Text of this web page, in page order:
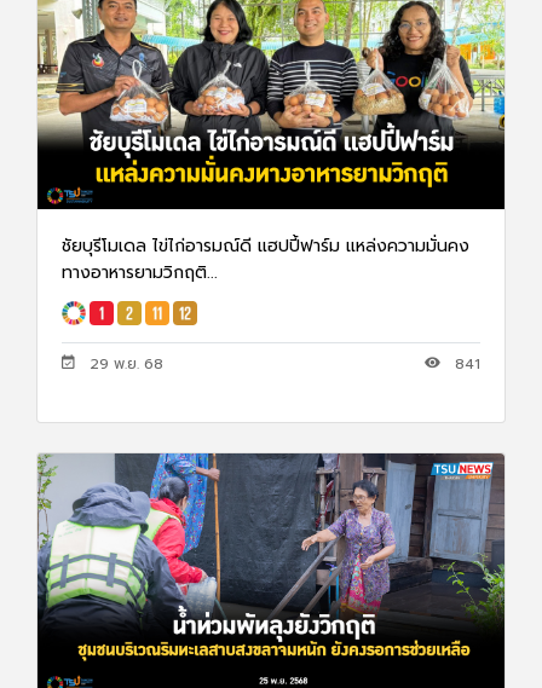
ชัยบุรีโมเดล ไข่ไก่อารมณ์ดี แฮปปี้ฟาร์ม แหล่งความมั่นคง
ทางอาหารยามวิกฤติ...
29 พ.ย. 68 841